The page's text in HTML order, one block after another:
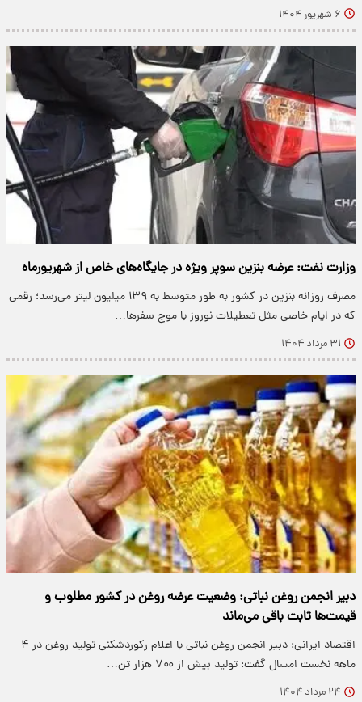
۶ شهریور ۱۴۰۴
وزارت نفت: عرضه بنزین سوپر ویژه در جایگاه‌های خاص از شهریورماه
مصرف روزانه بنزین در کشور به طور متوسط به ۱۳۹ میلیون لیتر می‌رسد؛ رقمی
که در ایام خاصی مثل تعطیلات نوروز با موج سفرها…
۳۱ مرداد ۱۴۰۴
دبیر انجمن روغن نباتی: وضعیت عرضه روغن در کشور مطلوب و
قیمت‌ها ثابت باقی می‌ماند
اقتصاد ایرانی: دبیر انجمن روغن نباتی با اعلام رکوردشکنی تولید روغن در ۴
ماهه نخست امسال گفت: تولید بیش از ۷۰۰ هزار تن…
۲۴ مرداد ۱۴۰۴